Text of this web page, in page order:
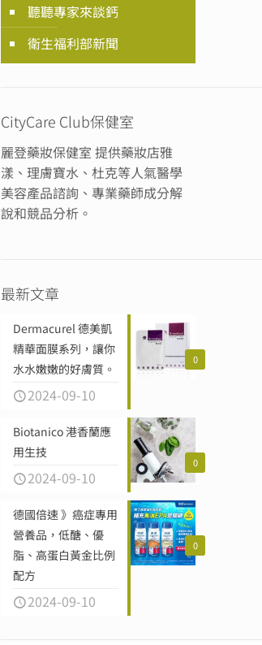
聽聽專家來談鈣
衛生福利部新聞
CityCare Club保健室
麗登藥妝保健室 提供藥妝店雅
漾、理膚寶水、杜克等人氣醫學
美容產品諮詢、專業藥師成分解
說和競品分析。
最新文章
0
Dermacurel 德美凱
精華面膜系列，讓你
水水嫩嫩的好膚質。
2024-09-10
0
Biotanico 港香蘭應
用生技
2024-09-10
0
德國倍速 》癌症專用
營養品，低醣、優
脂、高蛋白黃金比例
配方
2024-09-10